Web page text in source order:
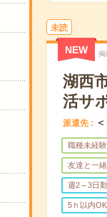
未読
NEW 掲
湖西
活サ
派遣先
職種未経
友達と一
週2～3日
5ｈ以内OK